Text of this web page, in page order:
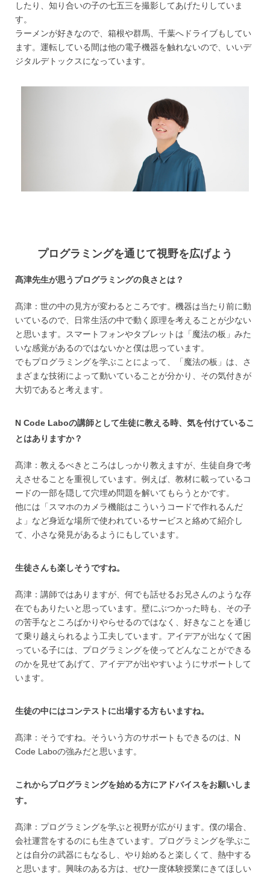
したり、知り合いの子の七五三を撮影してあげたりしていま
す。
ラーメンが好きなので、箱根や群馬、千葉へドライブもしてい
ます。運転している間は他の電子機器を触れないので、いいデ
ジタルデトックスになっています。
プログラミングを通じて視野を広げよう
髙津先生が思うプログラミングの良さとは？
髙津：世の中の見方が変わるところです。機器は当たり前に動
いているので、日常生活の中で動く原理を考えることが少ない
と思います。スマートフォンやタブレットは「魔法の板」みた
いな感覚があるのではないかと僕は思っています。
でもプログラミングを学ぶことによって、「魔法の板」は、さ
まざまな技術によって動いていることが分かり、その気付きが
大切であると考えます。
N Code Laboの講師として生徒に教える時、気を付けているこ
とはありますか？
髙津：教えるべきところはしっかり教えますが、生徒自身で考
えさせることを重視しています。例えば、教材に載っているコ
ードの一部を隠して穴埋め問題を解いてもらうとかです。
他には「スマホのカメラ機能はこういうコードで作れるんだ
よ」など身近な場所で使われているサービスと絡めて紹介し
て、小さな発見があるようにもしています。
生徒さんも楽しそうですね。
髙津：講師ではありますが、何でも話せるお兄さんのような存
在でもありたいと思っています。壁にぶつかった時も、その子
の苦手なところばかりやらせるのではなく、好きなことを通じ
て乗り越えられるよう工夫しています。アイデアが出なくて困
っている子には、プログラミングを使ってどんなことができる
のかを見せてあげて、アイデアが出やすいようにサポートして
います。
生徒の中にはコンテストに出場する方もいますね。
髙津：そうですね。そういう方のサポートもできるのは、N
Code Laboの強みだと思います。
これからプログラミングを始める方にアドバイスをお願いしま
す。
髙津：プログラミングを学ぶと視野が広がります。僕の場合、
会社運営をするのにも生きています。プログラミングを学ぶこ
とは自分の武器にもなるし、やり始めると楽しくて、熱中する
と思います。興味のある方は、ぜひ一度体験授業にきてほしい